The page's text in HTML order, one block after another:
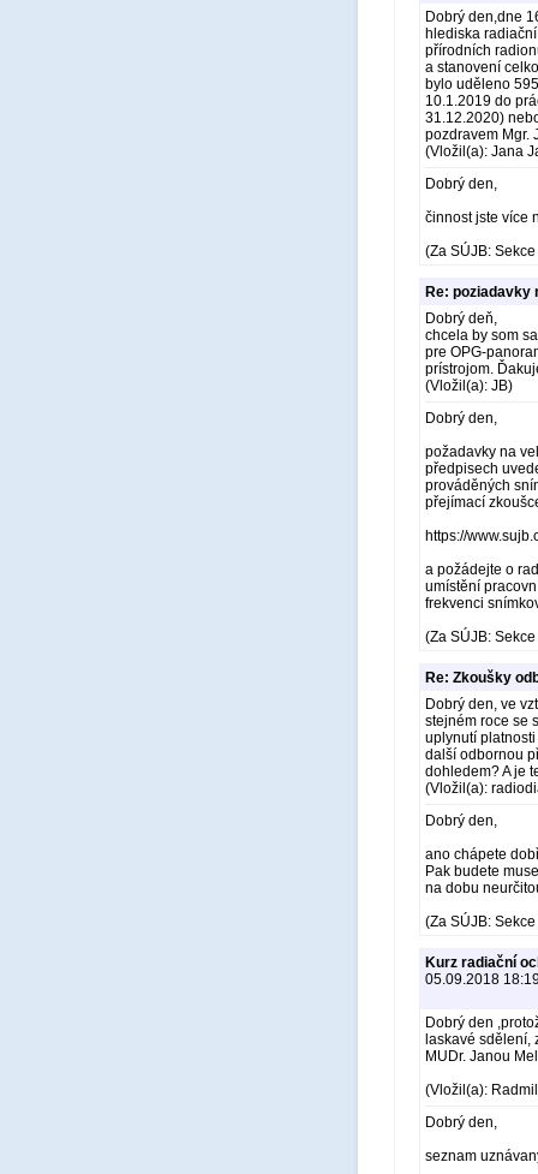
Dobrý den,dne
hlediska
přírodních
a stanovení
bylo uděleno
10.1.2019 do
31.12.2020)
pozdravem Mgr.
(Vložil(a): Jana
Dobrý den,
činnost jste více
(Za SÚJB:
Re: poziadavky
Dobrý deň,
chcela by som
pre OPG-
prístrojom.
(Vložil(a): JB)
Dobrý den,
požadavky na
předpisech
prováděných
přejímací
https://
a požádejte o
umístění
frekvenci
(Za SÚJB:
Re: Zkoušky
Dobrý den, ve
stejném roce se
uplynutí
další odbornou
dohledem? A je
(Vložil(a):
Dobrý den,
ano chápete
Pak budete
na dobu
(Za SÚJB:
Kurz radiační
05.09.2018
Dobrý den
laskavé sdělení,
MUDr. Janou
(Vložil(a):
Dobrý den,
seznam